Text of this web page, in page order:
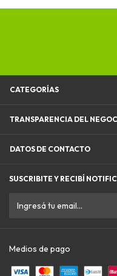
CATEGORÍAS
TRANSPARENCIA DEL
DATOS DE CONTACTO
SUSCRIBITE Y RECIBÍ
Medios de pago